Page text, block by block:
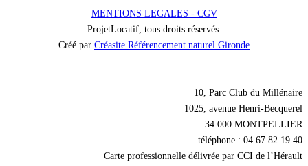
MENTIONS LEGALES - CGV
ProjetLocatif, tous droits réservés.
Créé par Créasite Référencement naturel Gironde
10, Parc Club du Millénaire
1025, avenue Henri-Becquerel
34 000 MONTPELLIER
téléphone : 04 67 82 19 40
Carte professionnelle délivrée par CCI de l’Hérault